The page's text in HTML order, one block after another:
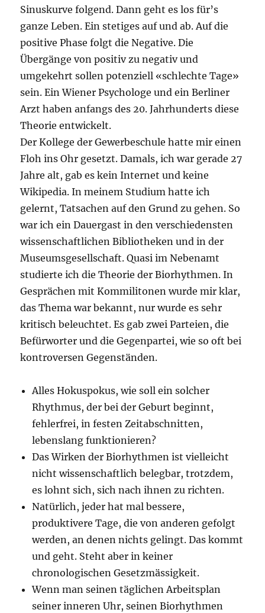
Sinuskurve folgend. Dann geht es los für’s
ganze Leben. Ein stetiges auf und ab. Auf die
positive Phase folgt die Negative. Die
Übergänge von positiv zu negativ und
umgekehrt sollen potenziell «schlechte Tage»
sein. Ein Wiener Psychologe und ein Berliner
Arzt haben anfangs des 20. Jahrhunderts diese
Theorie entwickelt.
Der Kollege der Gewerbeschule hatte mir einen
Floh ins Ohr gesetzt. Damals, ich war gerade 27
Jahre alt, gab es kein Internet und keine
Wikipedia. In meinem Studium hatte ich
gelernt, Tatsachen auf den Grund zu gehen. So
war ich ein Dauergast in den verschiedensten
wissenschaftlichen Bibliotheken und in der
Museumsgesellschaft. Quasi im Nebenamt
studierte ich die Theorie der Biorhythmen. In
Gesprächen mit Kommilitonen wurde mir klar,
das Thema war bekannt, nur wurde es sehr
kritisch beleuchtet. Es gab zwei Parteien, die
Befürworter und die Gegenpartei, wie so oft bei
kontroversen Gegenständen.
Alles Hokuspokus, wie soll ein solcher
Rhythmus, der bei der Geburt beginnt,
fehlerfrei, in festen Zeitabschnitten,
lebenslang funktionieren?
Das Wirken der Biorhythmen ist vielleicht
nicht wissenschaftlich belegbar, trotzdem,
es lohnt sich, sich nach ihnen zu richten.
Natürlich, jeder hat mal bessere,
produktivere Tage, die von anderen gefolgt
werden, an denen nichts gelingt. Das kommt
und geht. Steht aber in keiner
chronologischen Gesetzmässigkeit.
Wenn man seinen täglichen Arbeitsplan
seiner inneren Uhr, seinen Biorhythmen